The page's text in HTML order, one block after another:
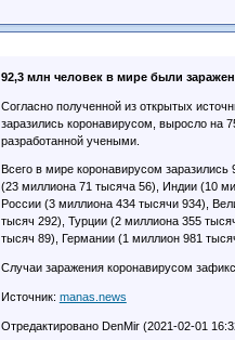
92,3 млн человек в мире были
Согласно полученной из открытых
заразились коронавирусом, выросло на
разработанной учеными.
Всего в мире коронавирусом
(23 миллиона 71 тысяча 56), Индии (10
России (3 миллиона 434 тысячи 934),
тысяч 292), Турции (2 миллиона 355
тысяч 89), Германии (1 миллион 981
Случаи заражения коронавирусом
Источник: manas.news
Отредактировано DenMir (2021-02-01